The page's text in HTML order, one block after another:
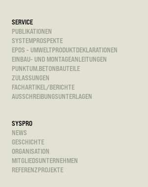
SERVICE
PUBLIKATIONEN
SYSTEMPROSPEKTE
EPDS - UMWELTPRODUKTDEKLARATIONEN
EINBAU- UND MONTAGEANLEITUNGEN
PUNKTUM.BETONBAUTEILE
ZULASSUNGEN
FACHARTIKEL/BERICHTE
AUSSCHREIBUNGSUNTERLAGEN
SYSPRO
NEWS
GESCHICHTE
ORGANISATION
MITGLIEDSUNTERNEHMEN
REFERENZPROJEKTE